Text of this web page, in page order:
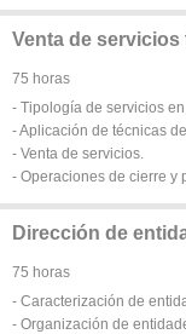
Venta de
75 horas
- Tipología de servicios
- Aplicación de técnicas
- Venta de servicios.
- Operaciones de cierre y
Dirección de
75 horas
- Caracterización de
- Organización de